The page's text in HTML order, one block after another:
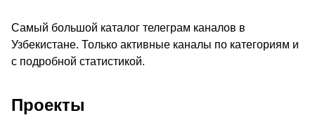
Самый большой каталог телеграм каналов в
Узбекистане. Только активные каналы по категориям и
с подробной статистикой.
Проекты